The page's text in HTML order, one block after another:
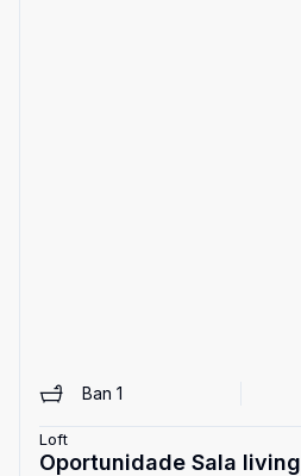
Ban 1
Loft
Oportunidade Sala living